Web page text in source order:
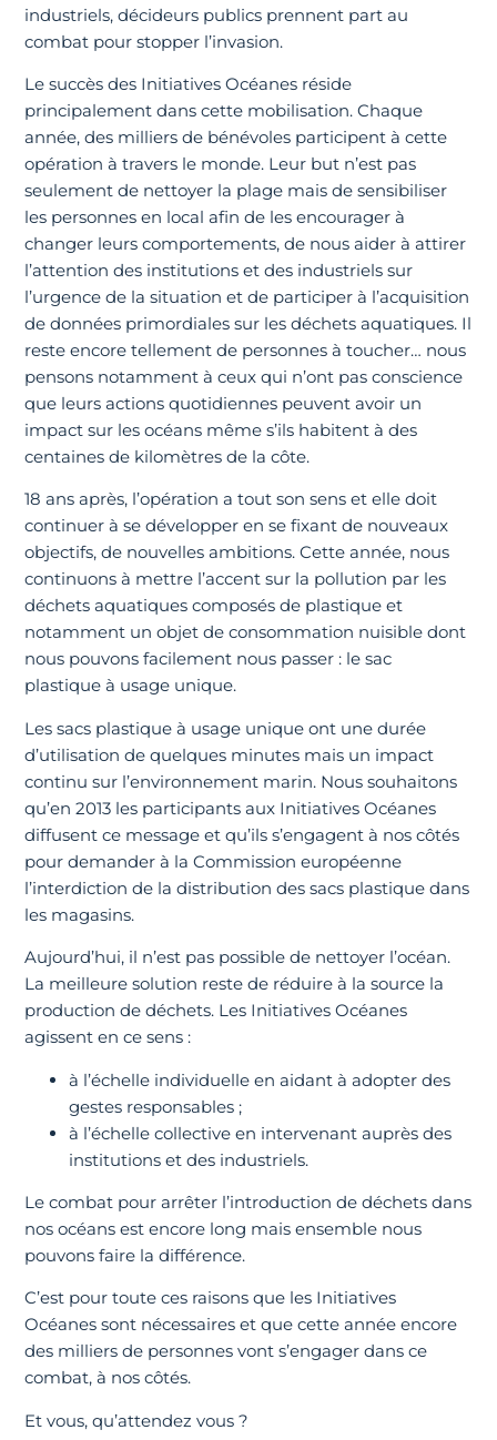
industriels, décideurs publics prennent part au
combat pour stopper l’invasion.
Le succès des Initiatives Océanes réside
principalement dans cette mobilisation. Chaque
année, des milliers de bénévoles participent à cette
opération à travers le monde. Leur but n’est pas
seulement de nettoyer la plage mais de sensibiliser
les personnes en local afin de les encourager à
changer leurs comportements, de nous aider à attirer
l’attention des institutions et des industriels sur
l’urgence de la situation et de participer à l’acquisition
de données primordiales sur les déchets aquatiques. Il
reste encore tellement de personnes à toucher… nous
pensons notamment à ceux qui n’ont pas conscience
que leurs actions quotidiennes peuvent avoir un
impact sur les océans même s’ils habitent à des
centaines de kilomètres de la côte.
18 ans après, l’opération a tout son sens et elle doit
continuer à se développer en se fixant de nouveaux
objectifs, de nouvelles ambitions. Cette année, nous
continuons à mettre l’accent sur la pollution par les
déchets aquatiques composés de plastique et
notamment un objet de consommation nuisible dont
nous pouvons facilement nous passer : le sac
plastique à usage unique.
Les sacs plastique à usage unique ont une durée
d’utilisation de quelques minutes mais un impact
continu sur l’environnement marin. Nous souhaitons
qu’en 2013 les participants aux Initiatives Océanes
diffusent ce message et qu’ils s’engagent à nos côtés
pour demander à la Commission européenne
l’interdiction de la distribution des sacs plastique dans
les magasins.
Aujourd’hui, il n’est pas possible de nettoyer l’océan.
La meilleure solution reste de réduire à la source la
production de déchets. Les Initiatives Océanes
agissent en ce sens :
à l’échelle individuelle en aidant à adopter des
gestes responsables ;
à l’échelle collective en intervenant auprès des
institutions et des industriels.
Le combat pour arrêter l’introduction de déchets dans
nos océans est encore long mais ensemble nous
pouvons faire la différence.
C’est pour toute ces raisons que les Initiatives
Océanes sont nécessaires et que cette année encore
des milliers de personnes vont s’engager dans ce
combat, à nos côtés.
Et vous, qu’attendez vous ?